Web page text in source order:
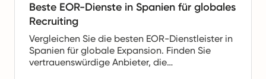
Beste EOR-Dienste in Spanien für globales
Recruiting
Vergleichen Sie die besten EOR-Dienstleister in
Spanien für globale Expansion. Finden Sie
vertrauenswürdige Anbieter, die